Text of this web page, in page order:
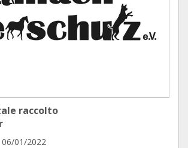
raccolto
06/01/2022